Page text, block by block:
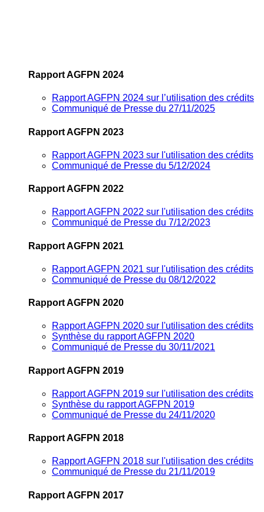
Rapport AGFPN 2024
Rapport AGFPN 2024 sur l’utilisation des crédits
Communiqué de Presse du 27/11/2025
Rapport AGFPN 2023
Rapport AGFPN 2023 sur l'utilisation des crédits
Communiqué de Presse du 5/12/2024
Rapport AGFPN 2022
Rapport AGFPN 2022 sur l'utilisation des crédits
Communiqué de Presse du 7/12/2023
Rapport AGFPN 2021
Rapport AGFPN 2021 sur l'utilisation des crédits
Communiqué de Presse du 08/12/2022
Rapport AGFPN 2020
Rapport AGFPN 2020 sur l'utilisation des crédits
Synthèse du rapport AGFPN 2020
Communiqué de Presse du 30/11/2021
Rapport AGFPN 2019
Rapport AGFPN 2019 sur l'utilisation des crédits
Synthèse du rapport AGFPN 2019
Communiqué de Presse du 24/11/2020
Rapport AGFPN 2018
Rapport AGFPN 2018 sur l'utilisation des crédits
Communiqué de Presse du 21/11/2019
Rapport AGFPN 2017